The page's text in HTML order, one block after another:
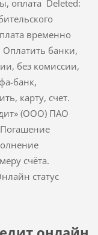
оплата Deleted:
временно
Оплатить банки,
без комиссии,
банк,
карту, счет.
(ООО) ПАО
счёта.
статус